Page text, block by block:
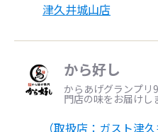
津久井城山店
から好し
からあげグランプリ
門店の味をお届けし
（取扱店：ガスト津久